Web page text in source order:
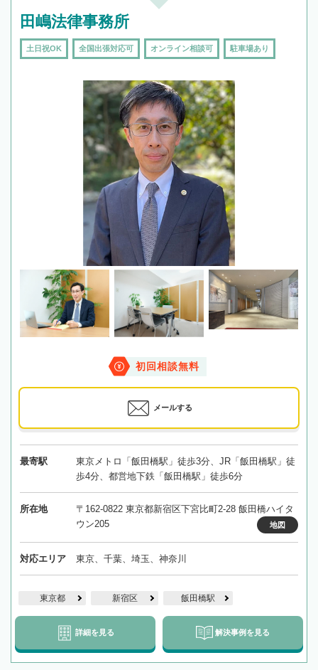
田嶋法律事務所
土日祝OK 全国出張対応可 オンライン相談可 駐車場あり
初回相談無料
メールする
最寄駅
東京メトロ「飯田橋駅」徒歩3分、JR「飯田橋駅」徒
歩4分、都営地下鉄「飯田橋駅」徒歩6分
所在地
〒162-0822 東京都新宿区下宮比町2-28 飯田橋ハイタ
ウン205
地図
対応エリア 東京、千葉、埼玉、神奈川
東京都 新宿区 飯田橋駅
詳細を見る 解決事例を見る